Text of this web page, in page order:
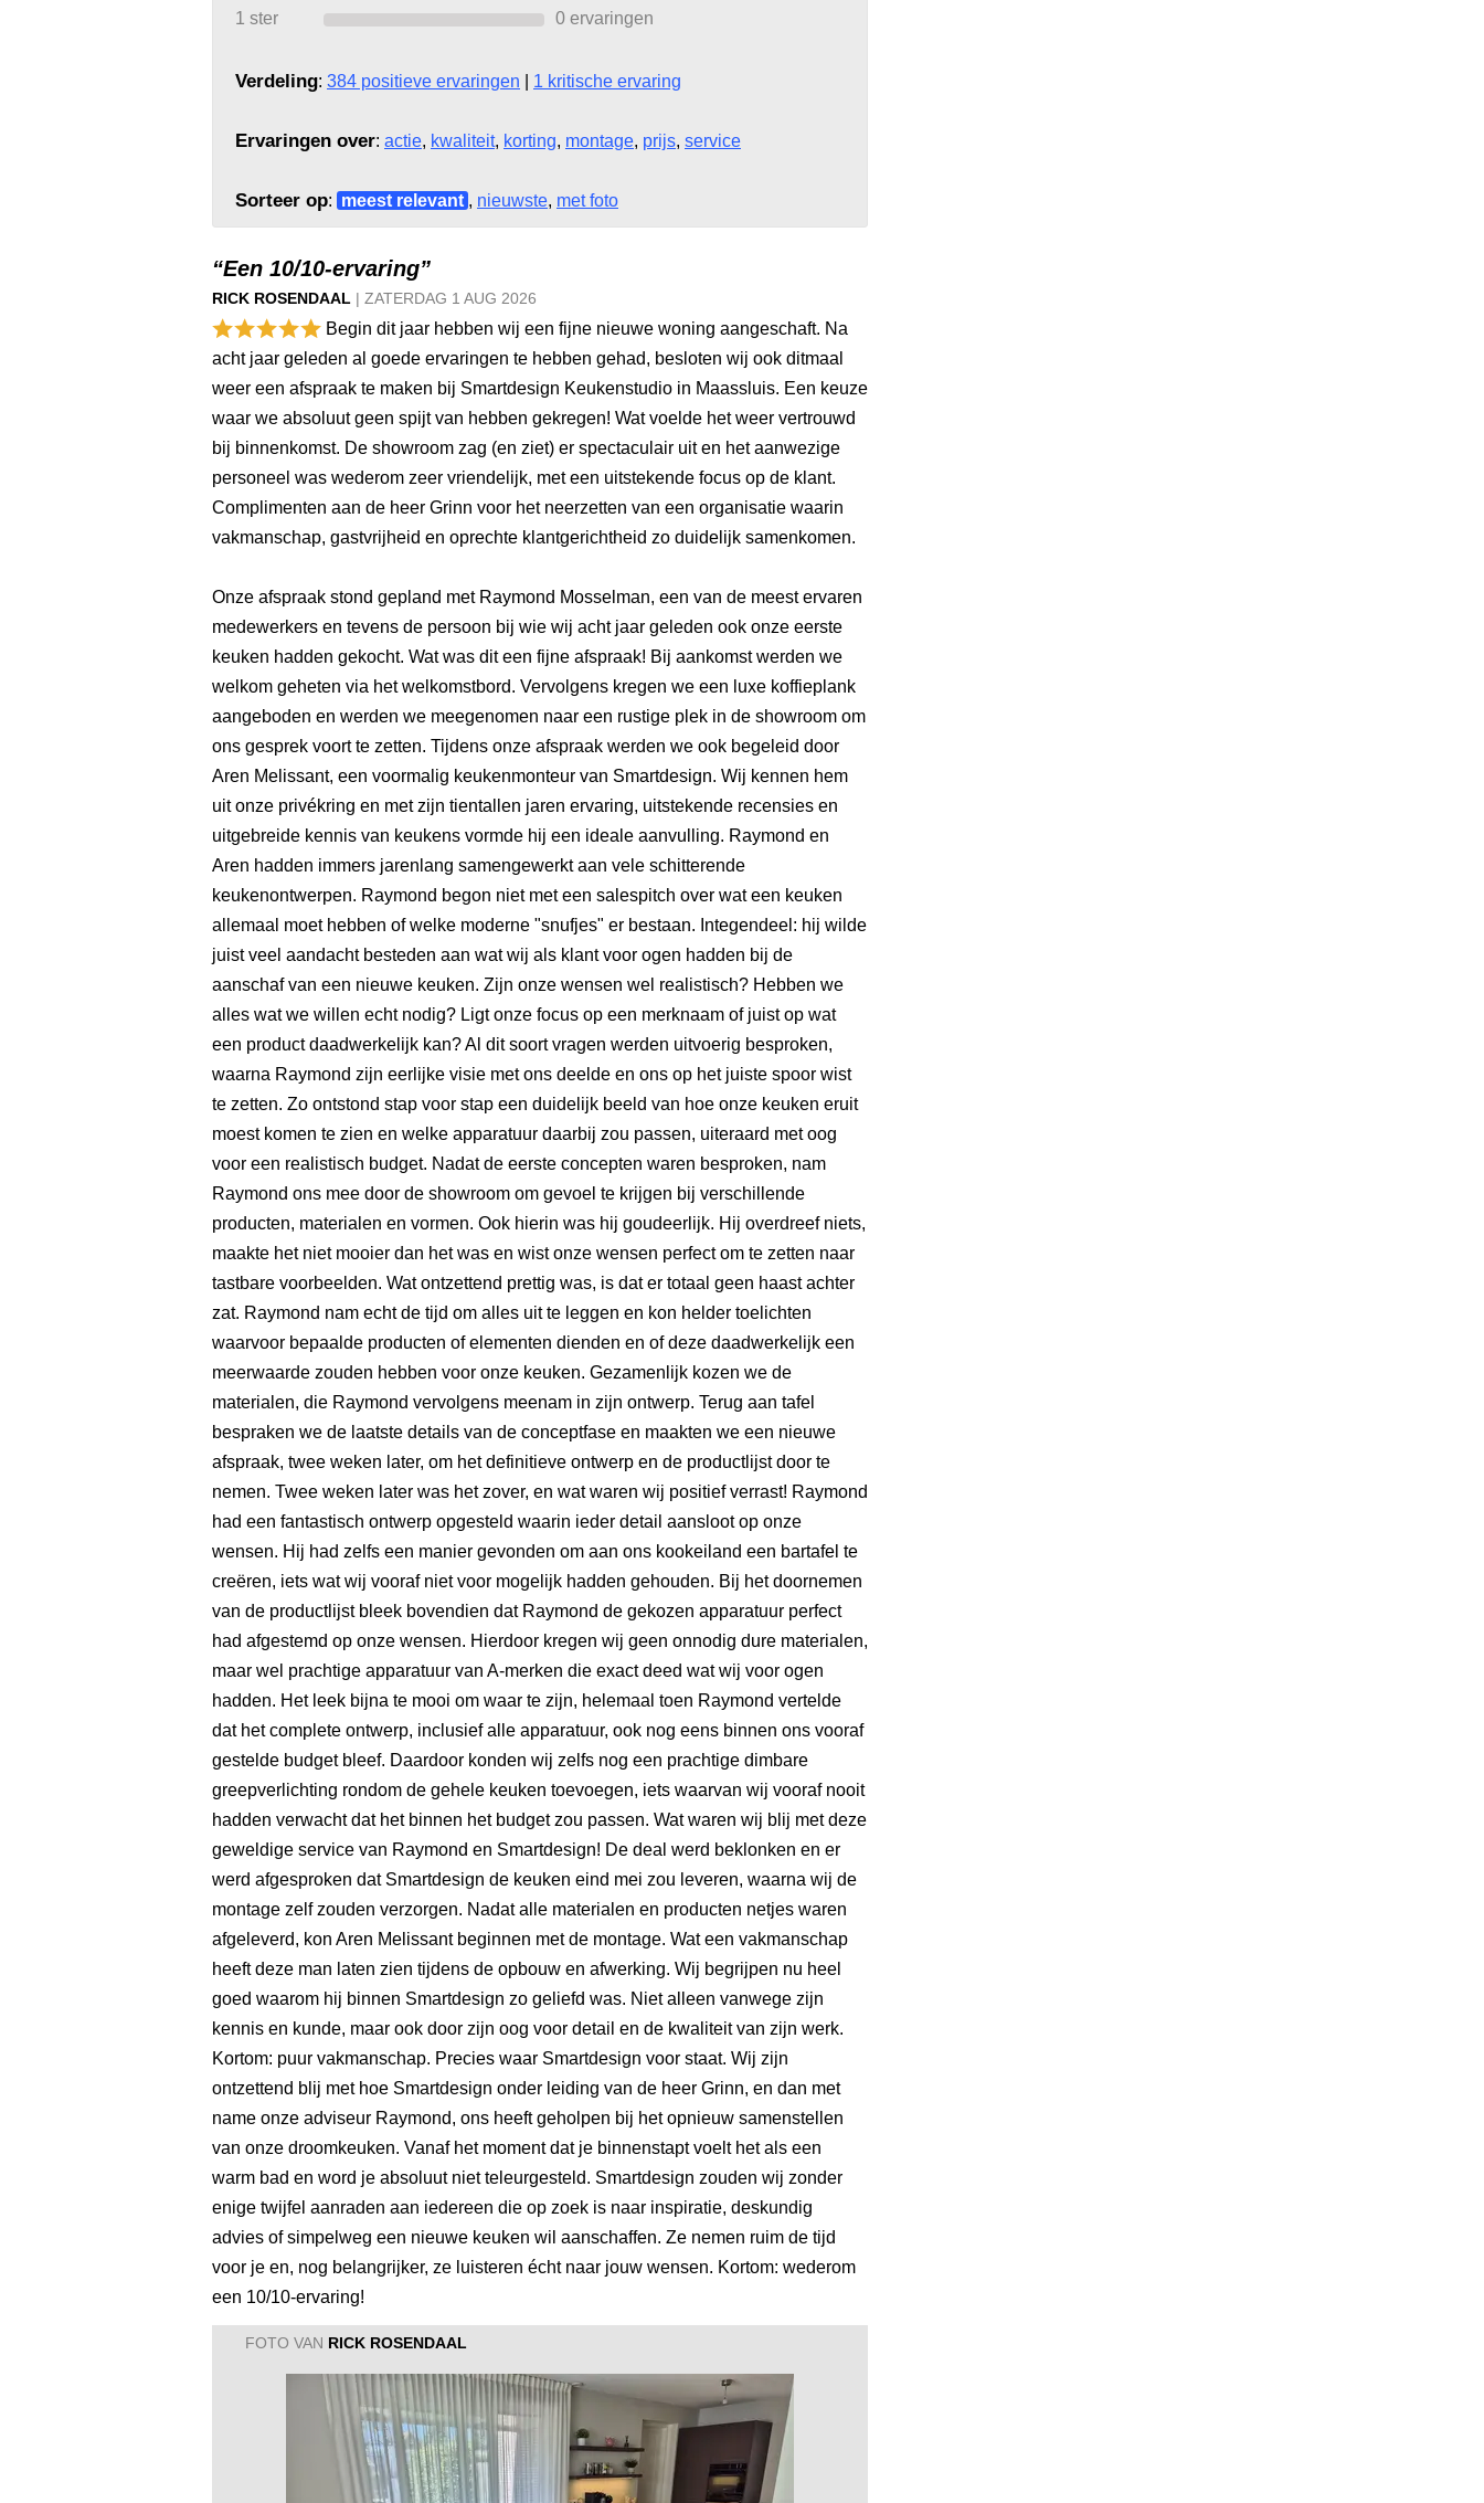
1 ster
0 ervaringen
Verdeling: 384 positieve ervaringen 1 kritische ervaring
Ervaringen over: actie, kwaliteit, korting, montage, prijs, service
Sorteer op: meest relevant , nieuwste, met foto
“Een 10/10-ervaring”
RICK ROSENDAAL | ZATERDAG 1 AUG 2026
Begin dit jaar hebben wij een fijne nieuwe woning aangeschaft. Na
acht jaar geleden al goede ervaringen te hebben gehad, besloten wij ook ditmaal
weer een afspraak te maken bij Smartdesign Keukenstudio in Maassluis. Een keuze
waar we absoluut geen spijt van hebben gekregen! Wat voelde het weer vertrouwd
bij binnenkomst. De showroom zag (en ziet) er spectaculair uit en het aanwezige
personeel was wederom zeer vriendelijk, met een uitstekende focus op de klant.
Complimenten aan de heer Grinn voor het neerzetten van een organisatie waarin
vakmanschap, gastvrijheid en oprechte klantgerichtheid zo duidelijk samenkomen.
Onze afspraak stond gepland met Raymond Mosselman, een van de meest ervaren
medewerkers en tevens de persoon bij wie wij acht jaar geleden ook onze eerste
keuken hadden gekocht. Wat was dit een fijne afspraak! Bij aankomst werden we
welkom geheten via het welkomstbord. Vervolgens kregen we een luxe koffieplank
aangeboden en werden we meegenomen naar een rustige plek in de showroom om
ons gesprek voort te zetten. Tijdens onze afspraak werden we ook begeleid door
Aren Melissant, een voormalig keukenmonteur van Smartdesign. Wij kennen hem
uit onze privékring en met zijn tientallen jaren ervaring, uitstekende recensies en
uitgebreide kennis van keukens vormde hij een ideale aanvulling. Raymond en
Aren hadden immers jarenlang samengewerkt aan vele schitterende
keukenontwerpen. Raymond begon niet met een salespitch over wat een keuken
allemaal moet hebben of welke moderne "snufjes" er bestaan. Integendeel: hij wilde
juist veel aandacht besteden aan wat wij als klant voor ogen hadden bij de
aanschaf van een nieuwe keuken. Zijn onze wensen wel realistisch? Hebben we
alles wat we willen echt nodig? Ligt onze focus op een merknaam of juist op wat
een product daadwerkelijk kan? Al dit soort vragen werden uitvoerig besproken,
waarna Raymond zijn eerlijke visie met ons deelde en ons op het juiste spoor wist
te zetten. Zo ontstond stap voor stap een duidelijk beeld van hoe onze keuken eruit
moest komen te zien en welke apparatuur daarbij zou passen, uiteraard met oog
voor een realistisch budget. Nadat de eerste concepten waren besproken, nam
Raymond ons mee door de showroom om gevoel te krijgen bij verschillende
producten, materialen en vormen. Ook hierin was hij goudeerlijk. Hij overdreef niets,
maakte het niet mooier dan het was en wist onze wensen perfect om te zetten naar
tastbare voorbeelden. Wat ontzettend prettig was, is dat er totaal geen haast achter
zat. Raymond nam echt de tijd om alles uit te leggen en kon helder toelichten
waarvoor bepaalde producten of elementen dienden en of deze daadwerkelijk een
meerwaarde zouden hebben voor onze keuken. Gezamenlijk kozen we de
materialen, die Raymond vervolgens meenam in zijn ontwerp. Terug aan tafel
bespraken we de laatste details van de conceptfase en maakten we een nieuwe
afspraak, twee weken later, om het definitieve ontwerp en de productlijst door te
nemen. Twee weken later was het zover, en wat waren wij positief verrast! Raymond
had een fantastisch ontwerp opgesteld waarin ieder detail aansloot op onze
wensen. Hij had zelfs een manier gevonden om aan ons kookeiland een bartafel te
creëren, iets wat wij vooraf niet voor mogelijk hadden gehouden. Bij het doornemen
van de productlijst bleek bovendien dat Raymond de gekozen apparatuur perfect
had afgestemd op onze wensen. Hierdoor kregen wij geen onnodig dure materialen,
maar wel prachtige apparatuur van A-merken die exact deed wat wij voor ogen
hadden. Het leek bijna te mooi om waar te zijn, helemaal toen Raymond vertelde
dat het complete ontwerp, inclusief alle apparatuur, ook nog eens binnen ons vooraf
gestelde budget bleef. Daardoor konden wij zelfs nog een prachtige dimbare
greepverlichting rondom de gehele keuken toevoegen, iets waarvan wij vooraf nooit
hadden verwacht dat het binnen het budget zou passen. Wat waren wij blij met deze
geweldige service van Raymond en Smartdesign! De deal werd beklonken en er
werd afgesproken dat Smartdesign de keuken eind mei zou leveren, waarna wij de
montage zelf zouden verzorgen. Nadat alle materialen en producten netjes waren
afgeleverd, kon Aren Melissant beginnen met de montage. Wat een vakmanschap
heeft deze man laten zien tijdens de opbouw en afwerking. Wij begrijpen nu heel
goed waarom hij binnen Smartdesign zo geliefd was. Niet alleen vanwege zijn
kennis en kunde, maar ook door zijn oog voor detail en de kwaliteit van zijn werk.
Kortom: puur vakmanschap. Precies waar Smartdesign voor staat. Wij zijn
ontzettend blij met hoe Smartdesign onder leiding van de heer Grinn, en dan met
name onze adviseur Raymond, ons heeft geholpen bij het opnieuw samenstellen
van onze droomkeuken. Vanaf het moment dat je binnenstapt voelt het als een
warm bad en word je absoluut niet teleurgesteld. Smartdesign zouden wij zonder
enige twijfel aanraden aan iedereen die op zoek is naar inspiratie, deskundig
advies of simpelweg een nieuwe keuken wil aanschaffen. Ze nemen ruim de tijd
voor je en, nog belangrijker, ze luisteren écht naar jouw wensen. Kortom: wederom
een 10/10-ervaring!
FOTO VAN RICK ROSENDAAL